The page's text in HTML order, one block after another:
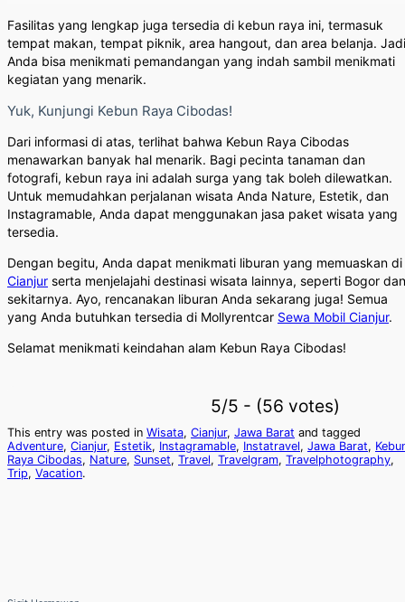
Fasilitas yang lengkap juga tersedia di kebun raya ini, termasuk
tempat makan, tempat piknik, area hangout, dan area belanja.
Anda bisa menikmati pemandangan yang indah sambil menikmati
kegiatan yang menarik.
Yuk, Kunjungi Kebun Raya Cibodas!
Dari informasi di atas, terlihat bahwa Kebun Raya Cibodas
menawarkan banyak hal menarik. Bagi pecinta tanaman dan
fotografi, kebun raya ini adalah surga yang tak boleh dilewatkan.
Untuk memudahkan perjalanan wisata Anda Nature, Estetik, dan
Instagramable, Anda dapat menggunakan jasa paket wisata yang
tersedia.
Dengan begitu, Anda dapat menikmati liburan yang memuaskan di
Cianjur serta menjelajahi destinasi wisata lainnya, seperti Bogor dan
sekitarnya. Ayo, rencanakan liburan Anda sekarang juga! Semua
yang Anda butuhkan tersedia di Mollyrentcar Sewa Mobil Cianjur.
Selamat menikmati keindahan alam Kebun Raya Cibodas!
5/5 - (56 votes)
This entry was posted in Wisata, Cianjur, Jawa Barat and tagged
Adventure, Cianjur, Estetik, Instagramable, Instatravel, Jawa Barat,
Raya Cibodas, Nature, Sunset, Travel, Travelgram, Travelphotography,
Trip, Vacation.